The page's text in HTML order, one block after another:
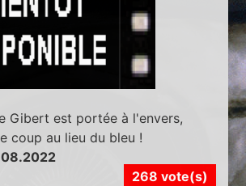
Gibert est portée à l'envers,
coup au lieu du bleu !
268 vote(s)